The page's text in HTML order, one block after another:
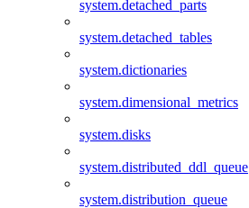
system.detached_parts
system.detached_tables
system.dictionaries
system.dimensional_metrics
system.disks
system.distributed_ddl_queue
system.distribution_queue